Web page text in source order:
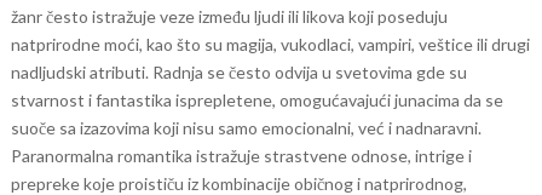
žanr često istražuje veze između ljudi ili likova koji poseduju
natprirodne moći, kao što su magija, vukodlaci, vampiri, veštice ili drugi
nadljudski atributi. Radnja se često odvija u svetovima gde su
stvarnost i fantastika isprepletene, omogućavajući junacima da se
suoče sa izazovima koji nisu samo emocionalni, već i nadnaravni.
Paranormalna romantika istražuje strastvene odnose, intrige i
prepreke koje proističu iz kombinacije običnog i natprirodnog,